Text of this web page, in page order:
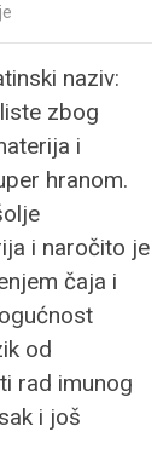
naziv:
zbog
i
hranom.
i naročito je
čaja i
od
rad imunog
i još